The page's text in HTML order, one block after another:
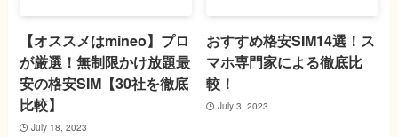
【オススメはmineo】プロ
が厳選！無制限かけ放題最
安の格安SIM【30社を徹底
比較】
July 18, 2023
おすすめ格安SIM14選！ス
マホ専門家による徹底比
較！
July 3, 2023